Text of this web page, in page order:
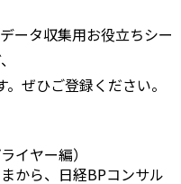
ータ収集用お役立ちシー
ぜひご登録ください。
イヤー編）
から、日経BPコンサル